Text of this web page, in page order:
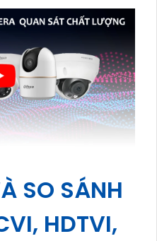
SO SÁNH
HDTVI,